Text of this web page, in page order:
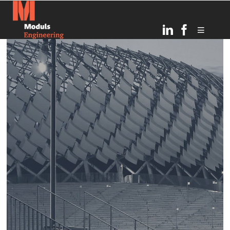
23
ИЮНЬ
2024
С ПРАЗДНИКОМ ЛИГО!
4МАЙ
2024
С ДНЕМ ВОССТАНОВЛЕНИЯ
НЕЗАВИСИМОСТИ!